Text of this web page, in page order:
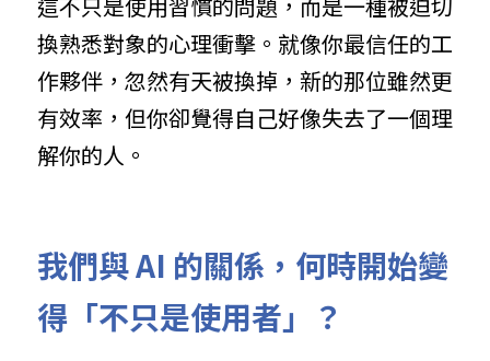
換熟悉對象的心理衝擊。就像你最信任的工
作夥伴，忽然有天被換掉，新的那位雖然更
有效率，但你卻覺得自己好像失去了一個理
解你的人。
我們與 AI 的關係，何時開始變
得「不只是使用者」？